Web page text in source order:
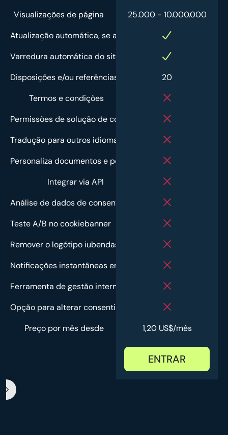
Visualizações de página
25.000 - 10.000.000
Atualização automática, se a lei mudar
Varredura automática do site a cada hora
Disposições e/ou referências a terceiros
20
Termos e condições
Permissões de solução de consentimento
Tradução para outros idiomas
Personaliza documentos e políticas
Integrar via API
Análise de dados de consentimento
Teste A/B no cookiebanner
Remover o logótipo iubendas
Notificações instantâneas em caso de problemas
Ferramenta de gestão interna
Opção para alterar consentimento
Preço por mês desde
1,20 US$/mês
ENTRAR